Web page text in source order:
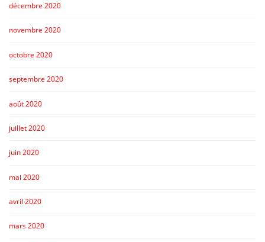
décembre 2020
novembre 2020
octobre 2020
septembre 2020
août 2020
juillet 2020
juin 2020
mai 2020
avril 2020
mars 2020